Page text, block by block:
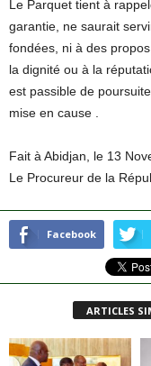
Le Parquet tient à
garantie, ne saurait
fondées, ni à des
la dignité ou à la
est passible de
mise en cause .
Fait à Abidjan, le 13
Le Procureur de la
Facebook
ARTICLES